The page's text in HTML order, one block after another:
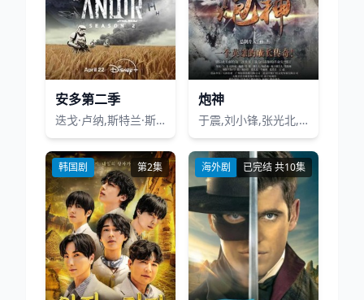
安多第二季
迭戈·卢纳,斯特兰·斯卡斯加德,吉娜薇·欧瑞丽,丹妮斯·高夫,凯尔·索列尔,阿德里娅·阿霍纳,本·门德尔森,福里斯特·惠特克,艾伦·图代克,费伊·马赛,瓦拉达·塞图,伊丽莎白·杜劳,詹姆斯·麦卡德尔,本杰明·布拉特,穆罕纳德·拜尔
炮神
于震,刘小锋,张光北,牛丽燕,张笑君,王超,尹馨梓,王佳宁
韩国剧 第2集 海外剧 已完结 共10集